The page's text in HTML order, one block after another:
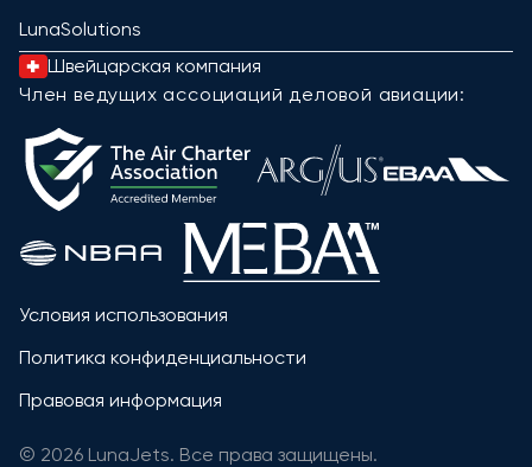
LunaSolutions
Швейцарская компания
Член ведущих ассоциаций деловой авиации:
Условия использования
Политика конфиденциальности
Правовая информация
© 2026 LunaJets. Все права защищены.